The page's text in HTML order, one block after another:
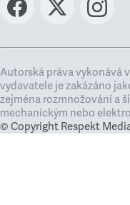
Autorská práva vykonává
vydavatele je zakázáno
zejména rozmnožování a
mechanickým nebo
© Copyright Respekt Media